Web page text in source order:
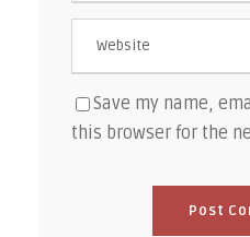
Save my name,
this browser for the